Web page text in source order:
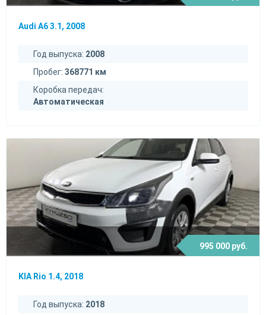
Audi A6 3.1, 2008
Год выпуска: 2008
Пробег: 368771 км
Коробка передач:
Автоматическая
995 000 руб.
KIA Rio 1.4, 2018
Год выпуска: 2018